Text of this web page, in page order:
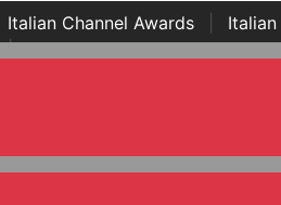
Italian Channel Awards
| ...